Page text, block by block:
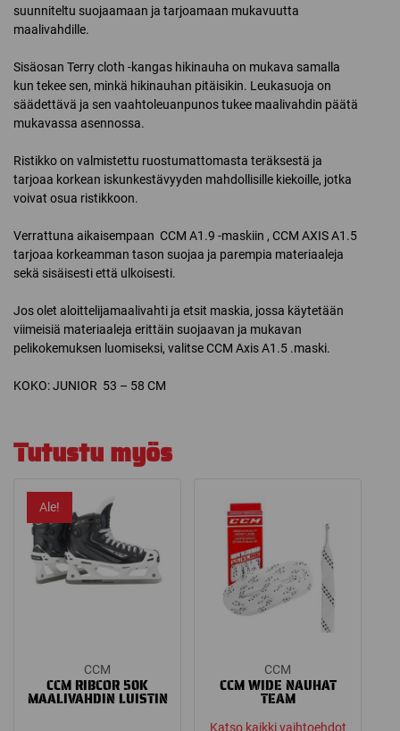
suunniteltu suojaamaan ja tarjoamaan mukavuutta
maalivahdille.
Sisäosan Terry cloth -kangas hikinauha on mukava samalla
kun tekee sen, minkä hikinauhan pitäisikin. Leukasuoja on
säädettävä ja sen vaahtoleuanpunos tukee maalivahdin päätä
mukavassa asennossa.
Ristikko on valmistettu ruostumattomasta teräksestä ja
tarjoaa korkean iskunkestävyyden mahdollisille kiekoille, jotka
voivat osua ristikkoon.
Verrattuna aikaisempaan CCM A1.9 -maskiin , CCM AXIS A1.5
tarjoaa korkeamman tason suojaa ja parempia materiaaleja
sekä sisäisesti että ulkoisesti.
Jos olet aloittelijamaalivahti ja etsit maskia, jossa käytetään
viimeisiä materiaaleja erittäin suojaavan ja mukavan
pelikokemuksen luomiseksi, valitse CCM Axis A1.5 .maski.
KOKO: JUNIOR 53 – 58 CM
Tutustu myös
Ale!
CCM
CCM RIBCOR 50K
MAALIVAHDIN LUISTIN
CCM
CCM WIDE NAUHAT
TEAM
Katso kaikki vaihtoehdot